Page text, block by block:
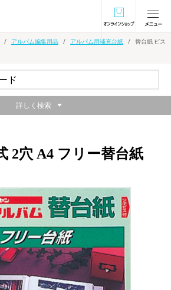
オンラインショ
アルバム編集用品 アルバム用補充台紙
替台紙 ビス
2穴 A4 フリー替台紙
詳しく検索